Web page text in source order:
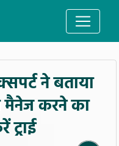
ने बताया
मैनेज करने का